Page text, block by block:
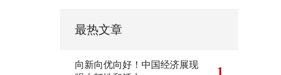
最热文章
向新向优向好！中国经济展现
1